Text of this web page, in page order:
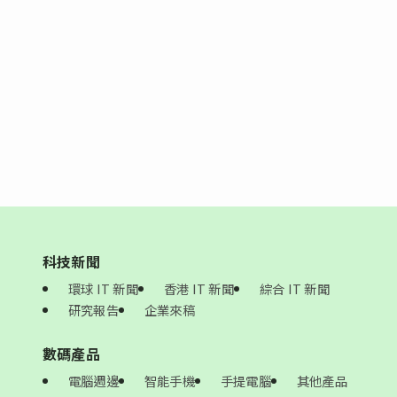
科技新聞
環球 IT 新聞 香港 IT 新聞
綜合 IT 新聞
研究報告
企業來稿
數碼產品
電腦週邊 智能手機 手提電腦 其他產品